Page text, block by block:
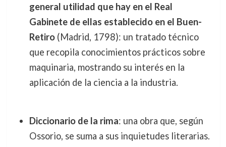
general utilidad que hay en el Real
Gabinete de ellas establecido en el Buen-
Retiro(Madrid, 1798): un tratado técnico
que recopila conocimientos prácticos sobre
maquinaria, mostrando su interés en la
aplicación de la ciencia a la industria.
Diccionario de la rima: una obra que, según
Ossorio, se suma a sus inquietudes literarias.